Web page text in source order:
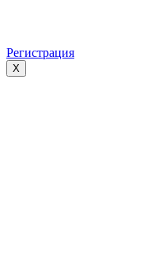
Регистрация
X